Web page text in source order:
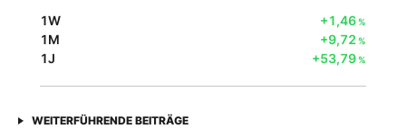
1W +1,46%
1M +9,72%
1J +53,79%
WEITERFÜHRENDE BEITRÄGE